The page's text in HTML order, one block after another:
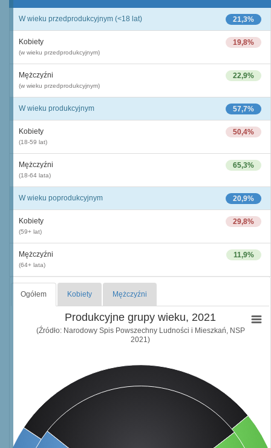
21,3%
W wieku przedprodukcyjnym (<18 lat)
19,8%
Kobiety
(w wieku przedprodukcyjnym)
22,9%
Mężczyźni
(w wieku przedprodukcyjnym)
57,7%
W wieku produkcyjnym
50,4%
Kobiety
(18-59 lat)
65,3%
Mężczyźni
(18-64 lata)
20,9%
W wieku poprodukcyjnym
29,8%
Kobiety
(59+ lat)
11,9%
Mężczyźni
(64+ lata)
Ogółem Kobiety Mężczyźni
Produkcyjne grupy wieku, 2021
(Źródło: Narodowy Spis Powszechny Ludności i Mieszkań, NSP
2021)